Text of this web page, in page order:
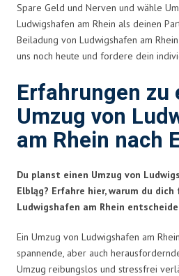
Spare Geld und Nerven und wähle
Ludwigshafen am Rhein als deinen
Beiladung von Ludwigshafen am
uns noch heute und fordere dein
Erfahrungen zu
Umzug von
am Rhein nach
Du planst einen Umzug von
Elbląg? Erfahre hier, warum du
Ludwigshafen am Rhein
Ein Umzug von Ludwigshafen am
spannende, aber auch
Umzug reibungslos und stressfrei